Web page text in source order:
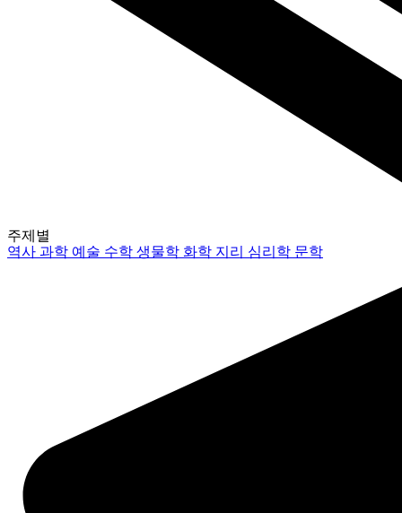
주제별
역사과학 예술 수학생물학 화학 지리 심리학 문학